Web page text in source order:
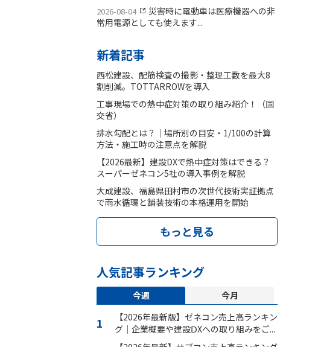
2026-08-04
災害時に電動車は医療機器への非
常用電源としても使えます...
新着記事
西松建設、配筋検査の撮影・整理工数を最大8
割削減。TOTTARROWを導入
工事現場での熱中症対策の取り組み紹介！（国
交省）
排水勾配とは？｜場所別の目安・1/100の計算
方法・施工時の注意点を解説
【2026最新】建設DXで熱中症対策はできる？
スーパーゼネコン5社の導入事例を解説
大成建設、福島県田村市の次世代技術実証拠点
で雨水循環と舗装技術の本格運用を開始
もっと見る
人気記事ランキング
今週
今月
【2026年最新版】ゼネコン売上高ランキン
グ｜企業概要や建設ⅮXへの取り組みをご...